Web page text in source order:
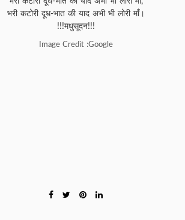
भरी कटोरी दूध-भात की याद अभी भी लोरी माँ।
!!!मधुसूदन!!!
Image Credit :Google